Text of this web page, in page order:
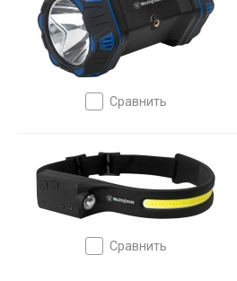
сравнить
сравнить